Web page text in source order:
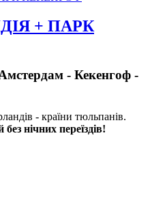
+ ПАРК
- Кекенгоф -
- країни тюльпанів.
без нічних переїздів!